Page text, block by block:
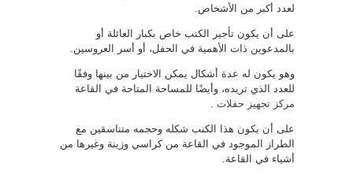
لعدد أكبر من الأشخاص.
على أن يكون تأجير الكنب خاص بكبار العائلة أو
بالمدعوين ذات الأهمية في الحفل، أو أسر العروسين.
وهو يكون له عدة أشكال يمكن الاختيار من بينها وفقًا
للعدد الذي تريده، وأيضًا للمساحة المتاحة في القاعة
مركز تجهيز حفلات
على أن يكون هذا الكنب شكله وحجمه متناسقين مع
الطراز الموجود في القاعة من كراسي وزينة وغيرها من
أشياء في القاعة.